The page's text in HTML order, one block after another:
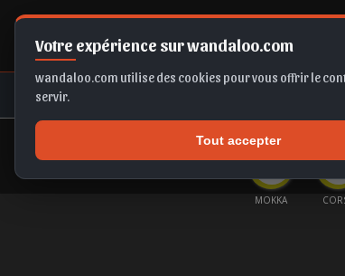
Votre expérience sur wandaloo.com
wandaloo.com utilise des cookies pour vous offrir le
servir.
Tout accepter
MOKKA